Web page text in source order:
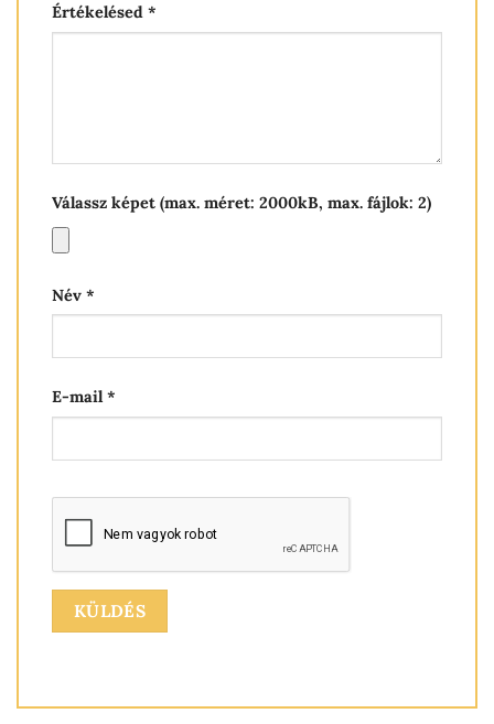
Értékelésed *
Válassz képet (max. méret: 2000kB, max. fájlok: 2)
Név *
E-mail*